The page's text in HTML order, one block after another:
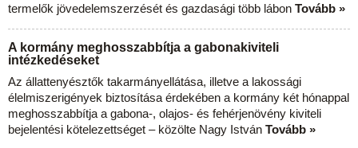
termelők jövedelemszerzését és gazdasági több lábon Tovább »
A kormány meghosszabbítja a gabonakiviteli
intézkedéseket
Az állattenyésztők takarmányellátása, illetve a lakossági
élelmiszerigények biztosítása érdekében a kormány két hónappal
meghosszabbítja a gabona-, olajos- és fehérjenövény kiviteli
bejelentési kötelezettséget – közölte Nagy István Tovább »